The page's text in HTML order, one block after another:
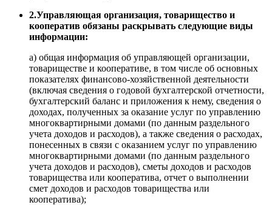
2.Управляющая организация, товарищество и
кооператив обязаны раскрывать следующие виды
информации:
а) общая информация об управляющей организации,
товариществе и кооперативе, в том числе об основных
показателях финансово-хозяйственной деятельности
(включая сведения о годовой бухгалтерской отчетности,
бухгалтерский баланс и приложения к нему, сведения о
доходах, полученных за оказание услуг по управлению
многоквартирными домами (по данным раздельного
учета доходов и расходов), а также сведения о расходах,
понесенных в связи с оказанием услуг по управлению
многоквартирными домами (по данным раздельного
учета доходов и расходов), сметы доходов и расходов
товарищества или кооператива, отчет о выполнении
смет доходов и расходов товарищества или
кооператива);